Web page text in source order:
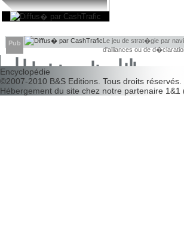
Pub
Le jeu de strat�gie par
d'alliances ou de
d�couvrir leurs faiblesses !
Encyclopédie
©2007-2010 B&S Editions . Tous droits réservés.
Hébergement du site chez notre partenaire 1&1